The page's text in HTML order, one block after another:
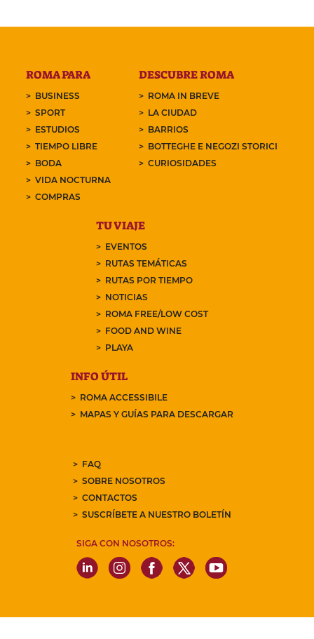
ROMA PARA
BUSINESS
SPORT
ESTUDIOS
TIEMPO LIBRE
BODA
VIDA NOCTURNA
COMPRAS
DESCUBRE ROMA
ROMA IN BREVE
LA CIUDAD
BARRIOS
BOTTEGHE E NEGOZI STORICI
CURIOSIDADES
TU VIAJE
EVENTOS
RUTAS TEMÁTICAS
RUTAS POR TIEMPO
NOTICIAS
ROMA FREE/LOW COST
FOOD AND WINE
PLAYA
INFO ÚTIL
ROMA ACCESSIBILE
MAPAS Y GUÍAS PARA DESCARGAR
FAQ
SOBRE NOSOTROS
CONTACTOS
SUSCRÍBETE A NUESTRO BOLETÍN
SIGA CON NOSOTROS: